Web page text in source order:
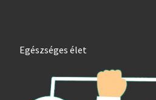
Egészséges élet